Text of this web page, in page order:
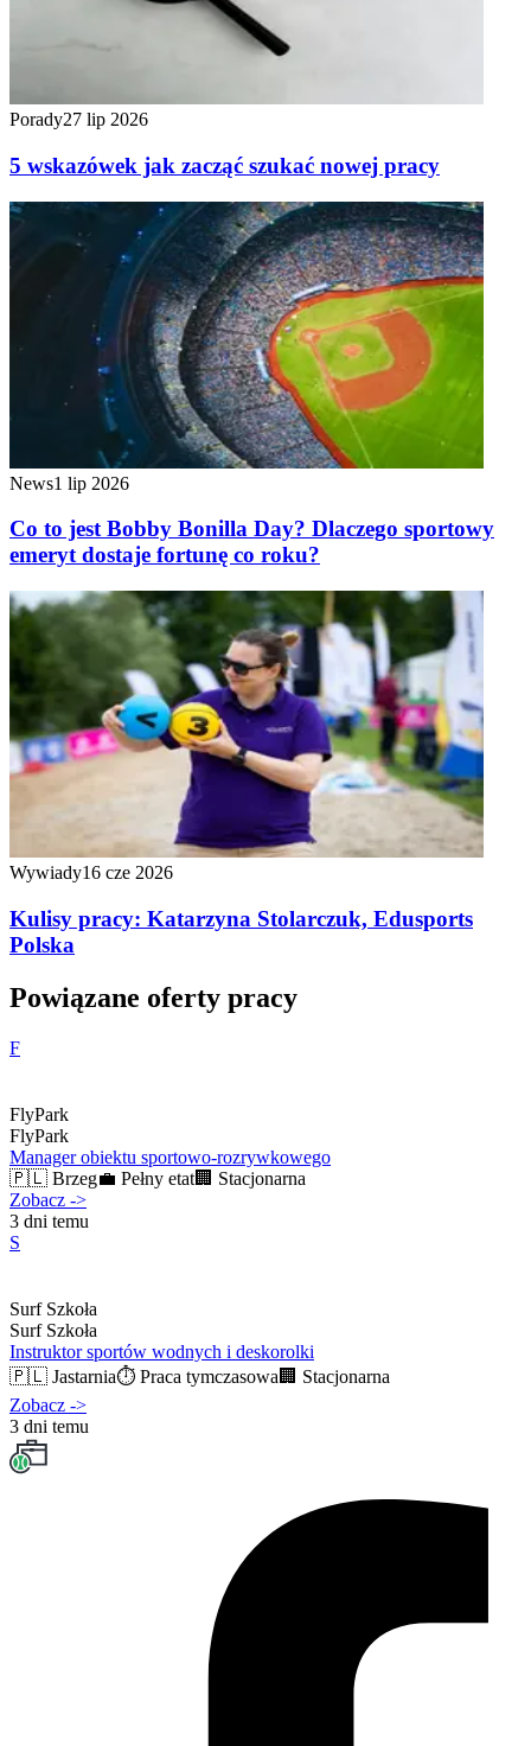
Porady27 lip 2026
5 wskazówek jak zacząć szukać nowej pracy
News1 lip 2026
Co to jest Bobby Bonilla Day? Dlaczego sportowy
emeryt dostaje fortunę co roku?
Wywiady16 cze 2026
Kulisy pracy: Katarzyna Stolarczuk, Edusports
Polska
Powiązane oferty pracy
F
FlyPark
FlyPark
Manager obiektu sportowo-rozrywkowego
🇵🇱 Brzeg💼 Pełny etat🏢 Stacjonarna
Zobacz ->
3 dni temu
S
Surf Szkoła
Surf Szkoła
Instruktor sportów wodnych i deskorolki
🇵🇱 Jastarnia⏱️ Praca tymczasowa 🏢 Stacjonarna
Zobacz ->
3 dni temu